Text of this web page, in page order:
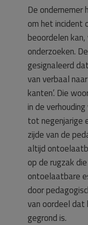
De
om het incident
beoordelen
onderzoeken.
gesignaleerd
van verbaal
kanten’. Die
in de
tot negenjarige
zijde van de
altijd
op de rugzak
ontoelaatbare
door
van oordeel
gegrond is.